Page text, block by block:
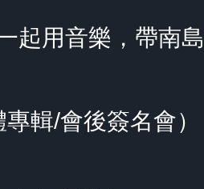
起用音樂，帶南
專輯/會後簽名會）